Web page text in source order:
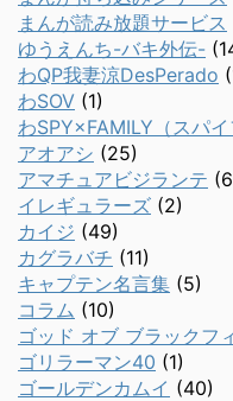
まんが読み放題サービス
ゆうえんち-バキ外伝-
わQP我妻涼DesPerado
わSOV (1)
わSPY×FAMILY（スパイ
アオアシ (25)
アマチュアビジランテ
イレギュラーズ (2)
カイジ (49)
カグラバチ (11)
キャプテン名言集 (5)
コラム (10)
ゴッド オブ ブラックフ
ゴリラーマン40 (1)
ゴールデンカムイ (40)